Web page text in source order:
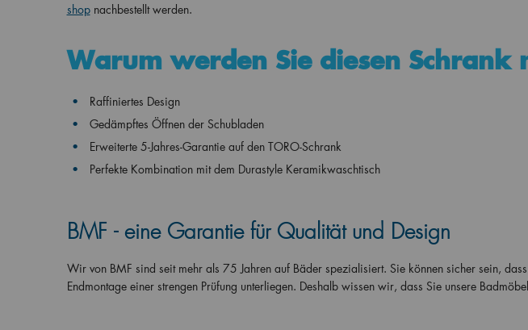
shop nachbestellt werden.
Warum werden Sie diesen Schrank
Raffiniertes Design
Gedämpftes Öffnen der Schubladen
Erweiterte 5-Jahres-Garantie auf den TORO-Schrank
Perfekte Kombination mit dem Durastyle Keramikwaschtisch
BMF - eine Garantie für Qualität und Design
Wir von BMF sind seit mehr als 75 Jahren auf Bäder spezialisiert. Sie können sicher sein,
Endmontage einer strengen Prüfung unterliegen. Deshalb wissen wir, dass Sie unsere